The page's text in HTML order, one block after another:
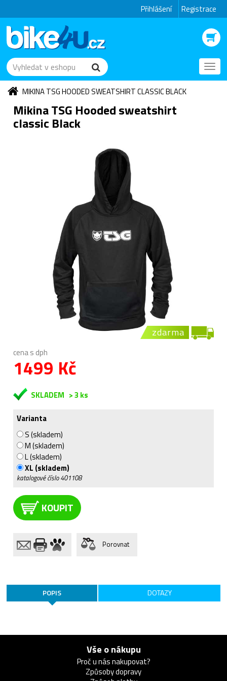
Přihlášení Registrace
MIKINA TSG HOODED SWEATSHIRT CLASSIC BLACK
Mikina TSG Hooded sweatshirt
classic Black
zdarma
cena s dph
1499 Kč
SKLADEM > 3 ks
Varianta
S (skladem)
M (skladem)
L (skladem)
XL (skladem)
katalogové číslo401108
KOUPIT
Porovnat
POPIS DOTAZY
Vše o nákupu
Proč u nás nakupovat?
Způsoby dopravy